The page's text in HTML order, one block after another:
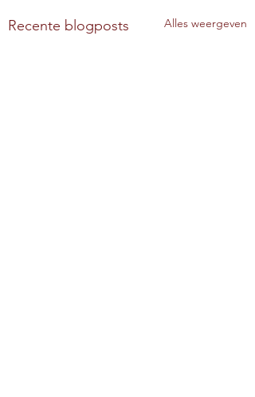
Recente blogposts Alles weergeven